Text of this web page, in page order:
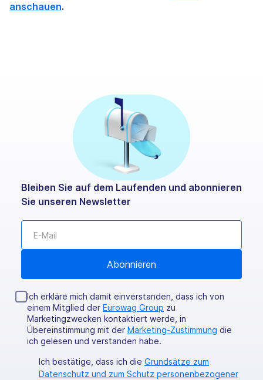
anschauen.
Bleiben Sie auf dem Laufenden und abonnieren
Sie unseren Newsletter
Ich erkläre mich damit einverstanden, dass ich von
einem Mitglied der Eurowag Group zu
Marketingzwecken kontaktiert werde, in
Übereinstimmung mit der Marketing-Zustimmung die
ich gelesen und verstanden habe.
Ich bestätige, dass ich die Grundsätze zum
Datenschutz und zum Schutz personenbezogener